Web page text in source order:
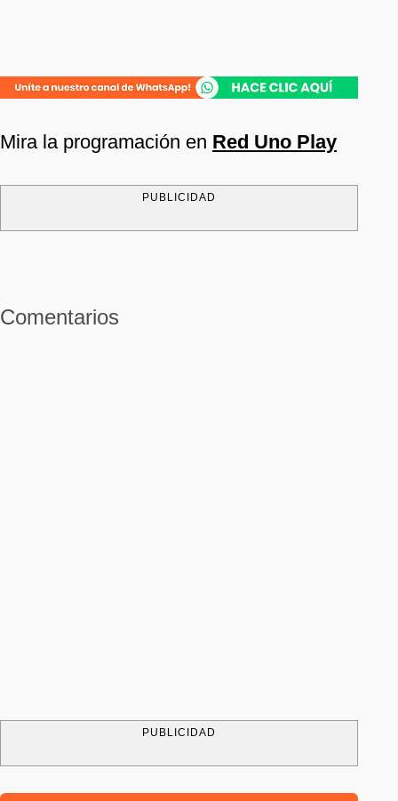
Mira la programación en Red Uno Play
PUBLICIDAD
Comentarios
PUBLICIDAD